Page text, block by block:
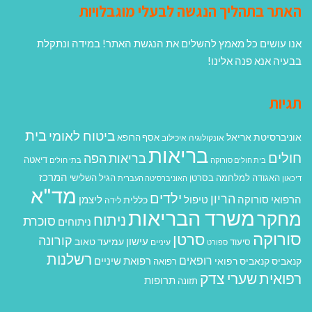
האתר בתהליך הנגשה לבעלי מוגבלויות
אנו עושים כל מאמץ להשלים את הנגשת האתר! במידה ונתקלת
בבעיה אנא פנה אלינו!
תגיות
אוניברסיטת אריאל אונקולוגיה איכילוב אסף הרופא ביטוח לאומי בית
חולים בית חולים סורוקה בריאות בריאות הפה בתי חולים דיאטה
דיכאון האגודה למלחמה בסרטן האוניברסיטה העברית הגיל השלישי המרכז
הרפואי סורוקה הריון טיפול ילדים כללית לידה ליצמן מד"א
מחקרמשרד הבריאות ניתוח ניתוחים סוכרת
סורוקה סיעוד ספורט סרטן עיניים עישון עמיעד טאוב קורונה
קנאביסקנאביס רפואי רופאים רפואה רפואת שיניים רשלנות
רפואיתשערי צדק תזונה תרופות